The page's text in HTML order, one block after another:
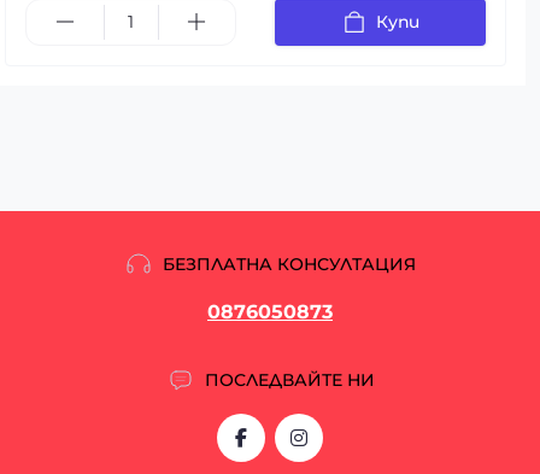
Купи
БЕЗПЛАТНА КОНСУЛТАЦИЯ
0876050873
ПОСЛЕДВАЙТЕ НИ